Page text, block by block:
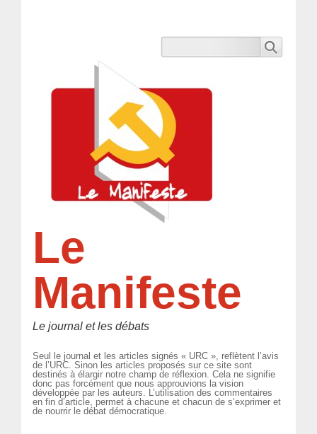
Le
Manifeste
Le journal et les débats
Seul le journal et les articles signés « URC », reflètent l’avis
de l’URC. Sinon les articles proposés sur ce site sont
destinés à élargir notre champ de réflexion. Cela ne signifie
donc pas forcément que nous approuvions la vision
développée par les auteurs. L’utilisation des commentaires
en fin d’article, permet à chacune et chacun de s’exprimer et
de nourrir le débat démocratique.